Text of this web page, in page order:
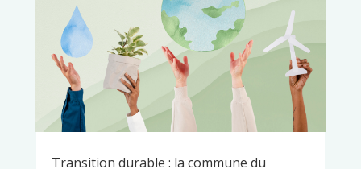
Transition durable : la commune du